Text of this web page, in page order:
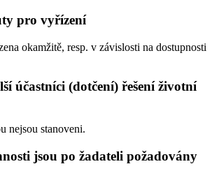
pro vyřízení
okamžitě, resp. v závislosti na dostupnosti
účastníci (dotčení) řešení životní
nejsou stanoveni.
jsou po žadateli požadovány